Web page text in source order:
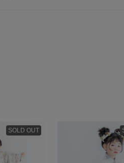
SOLD OUT